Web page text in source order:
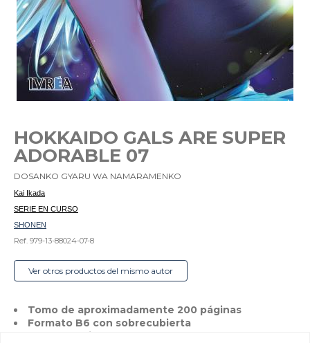
HOKKAIDO GALS ARE SUPER
ADORABLE 07
DOSANKO GYARU WA NAMARAMENKO
Kai Ikada
SERIE EN CURSO
SHONEN
Ref. 979-13-88024-07-8
Ver otros productos del mismo autor
Tomo de aproximadamente 200 páginas
Formato B6 con sobrecubierta
Incluye páginas a color